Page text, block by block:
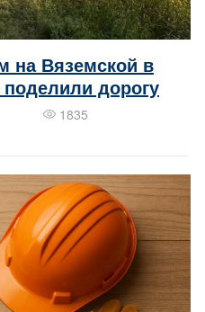
на Вяземской в
дорогу
1835